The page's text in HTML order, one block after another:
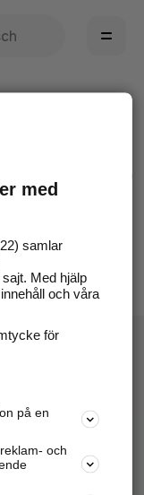
avhjälpa det.
försök igen
mm.
med
samlar
Med hjälp
och våra
för
på en
och